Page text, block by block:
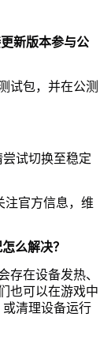
新版本参与公
试包，并在公测
试切换至稳定
注官方信息，维
么解决？
存在设备发热、
也可以在游戏中
清理设备运行